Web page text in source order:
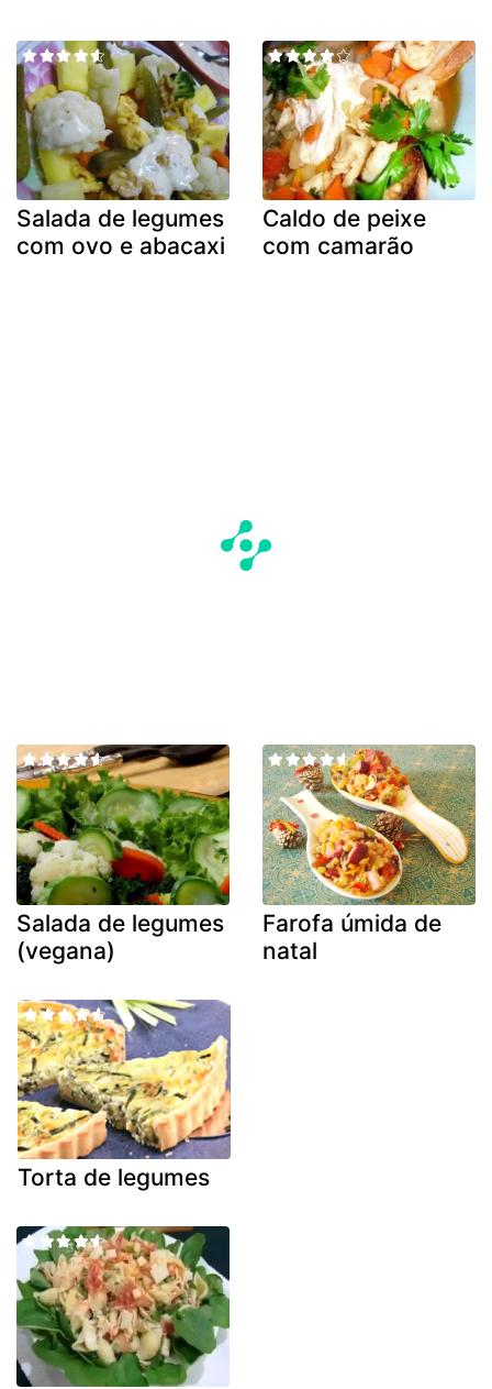
Salada de legumes
com ovo e abacaxi
Caldo de peixe
com camarão
Salada de legumes
(vegana)
Farofa úmida de
natal
Torta de legumes